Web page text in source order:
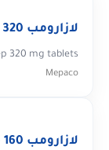
لازارومب 320 مجم اقراص
320 mg tablets
Mepaco
لازارومب 160 مجم اقراص